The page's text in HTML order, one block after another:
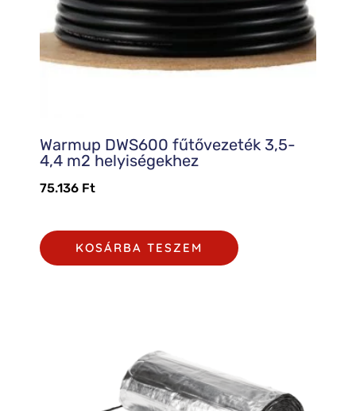
Warmup DWS600 fűtővezeték 3,5-
4,4 m2 helyiségekhez
75.136 Ft
KOSÁRBA TESZEM